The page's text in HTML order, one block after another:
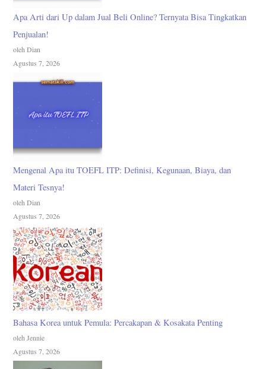
Apa Arti dari Up dalam Jual Beli Online? Ternyata Bisa Tingkatkan
Penjualan!
oleh Dian
Agustus 7, 2026
Mengenal Apa itu TOEFL ITP: Definisi, Kegunaan, Biaya, dan
Materi Tesnya!
oleh Dian
Agustus 7, 2026
Bahasa Korea untuk Pemula: Percakapan & Kosakata Penting
oleh Jennie
Agustus 7, 2026